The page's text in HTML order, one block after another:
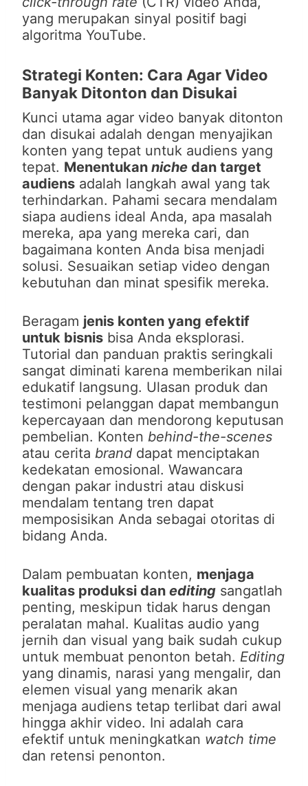
yang merupakan sinyal positif bagi
algoritma YouTube.
Strategi Konten: Cara Agar Video
Banyak Ditonton dan Disukai
Kunci utama agar video banyak ditonton
dan disukai adalah dengan menyajikan
konten yang tepat untuk audiens yang
tepat. Menentukan niche dan target
audiens adalah langkah awal yang tak
terhindarkan. Pahami secara mendalam
siapa audiens ideal Anda, apa masalah
mereka, apa yang mereka cari, dan
bagaimana konten Anda bisa menjadi
solusi. Sesuaikan setiap video dengan
kebutuhan dan minat spesifik mereka.
Beragam jenis konten yang efektif
untuk bisnis bisa Anda eksplorasi.
Tutorial dan panduan praktis seringkali
sangat diminati karena memberikan nilai
edukatif langsung. Ulasan produk dan
testimoni pelanggan dapat membangun
kepercayaan dan mendorong keputusan
pembelian. Konten behind-the-scenes
atau cerita brand dapat menciptakan
kedekatan emosional. Wawancara
dengan pakar industri atau diskusi
mendalam tentang tren dapat
memposisikan Anda sebagai otoritas di
bidang Anda.
Dalam pembuatan konten, menjaga
kualitas produksi dan editing sangatlah
penting, meskipun tidak harus dengan
peralatan mahal. Kualitas audio yang
jernih dan visual yang baik sudah cukup
untuk membuat penonton betah. Editing
yang dinamis, narasi yang mengalir, dan
elemen visual yang menarik akan
menjaga audiens tetap terlibat dari awal
hingga akhir video. Ini adalah cara
efektif untuk meningkatkan watch time
dan retensi penonton.